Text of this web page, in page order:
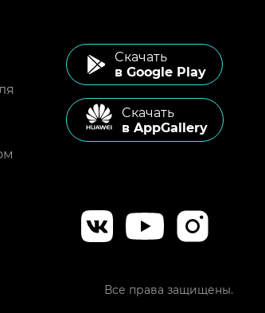
Cкачать
в Google Play
Cкачать
в AppGallery
Все права защищены.